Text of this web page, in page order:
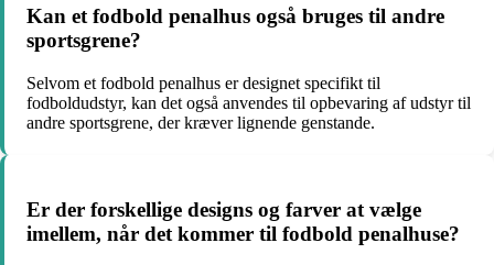
Kan et fodbold penalhus også bruges til andre
sportsgrene?
Selvom et fodbold penalhus er designet specifikt til
fodboldudstyr, kan det også anvendes til opbevaring af udstyr til
andre sportsgrene, der kræver lignende genstande.
Er der forskellige designs og farver at vælge
imellem, når det kommer til fodbold penalhuse?